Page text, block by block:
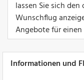
lassen Sie sich
Wunschflug
Angebote für
Informationen und